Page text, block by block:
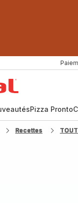
Pizza Pronto
Recettes